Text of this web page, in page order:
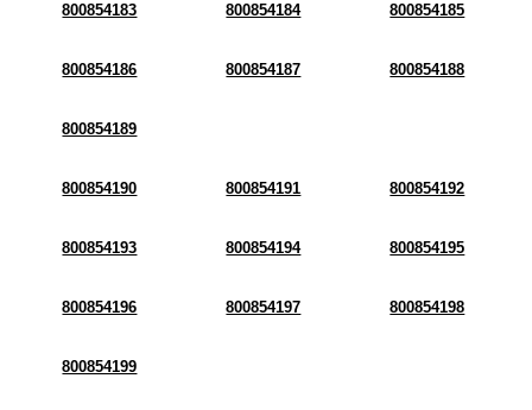
800854183 800854184 800854185
800854186 800854187 800854188
800854189
800854190 800854191 800854192
800854193 800854194 800854195
800854196 800854197 800854198
800854199